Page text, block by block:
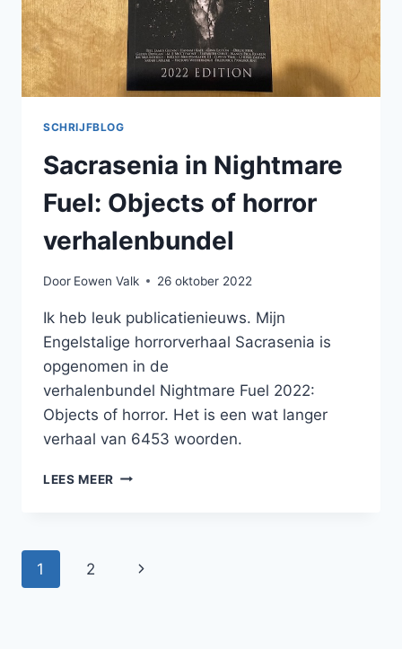
SCHRIJFBLOG
Sacrasenia in Nightmare
Fuel: Objects of horror
verhalenbundel
Door Eowen Valk 26 oktober 2022
Ik heb leuk publicatienieuws. Mijn
Engelstalige horrorverhaal Sacrasenia is
opgenomen in de
verhalenbundel Nightmare Fuel 2022:
Objects of horror. Het is een wat langer
verhaal van 6453 woorden.
LEES MEER SACRASENIA
Paginanavigatie
1 2
Volgende